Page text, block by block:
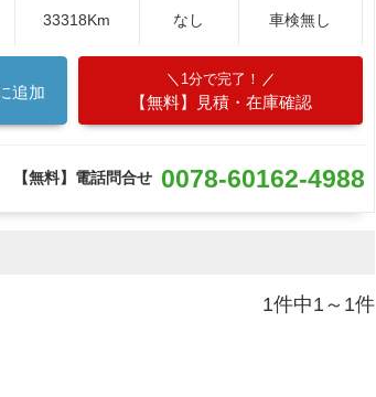
33318Km なし 車検無し
追加
1分で完了！
【無料】見積・在庫確認
【無料】電話問合せ 0078-60162-4988
1件中1～1件